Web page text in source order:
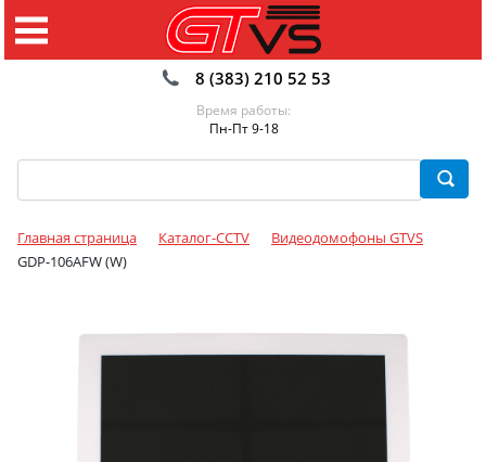
8 (383) 210 52 53
Время работы:
Пн-Пт 9-18
Главная страница Каталог-CCTV
Видеодомофоны GTVS
GDP-106AFW (W)